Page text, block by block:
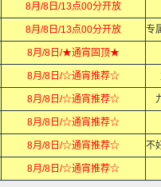
8月/8日/13点00分开放
8月/8日/13点00分开放
8月/8日/★通宵固顶★
8月/8日/☆通宵推荐☆
8月/8日/☆通宵推荐☆
8月/8日/☆通宵推荐☆
8月/8日/☆通宵推荐☆
8月/8日/☆通宵推荐☆